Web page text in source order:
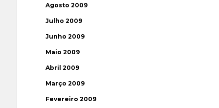
Agosto 2009
Julho 2009
Junho 2009
Maio 2009
Abril 2009
Março 2009
Fevereiro 2009